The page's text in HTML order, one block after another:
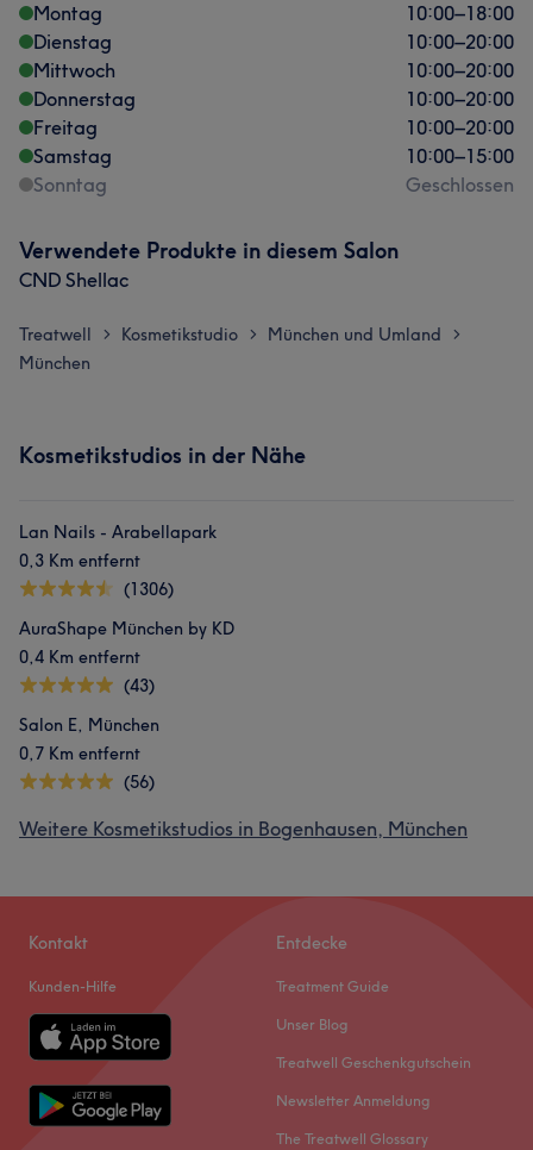
Montag 10:00–18:00
Dienstag
10:00–20:00
Mittwoch
10:00–20:00
Donnerstag
10:00–20:00
Freitag
10:00–20:00
Samstag
10:00–15:00
Sonntag
Geschlossen
Verwendete Produkte in diesem Salon
CND Shellac
Treatwell > Kosmetikstudio > München und Umland >
München
Kosmetikstudios in der Nähe
Lan Nails - Arabellapark
0,3 Km entfernt
(1306)
AuraShape München by KD
0,4 Km entfernt
(43)
Salon E, München
0,7 Km entfernt
(56)
Weitere Kosmetikstudios in Bogenhausen, München
Kontakt
Kunden-Hilfe
Entdecke
Treatment Guide
Unser Blog
Treatwell Geschenkgutschein
Newsletter Anmeldung
The Treatwell Glossary